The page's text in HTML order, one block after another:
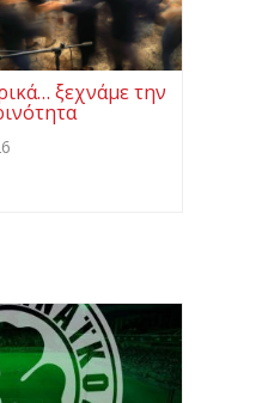
ξεχνάμε την